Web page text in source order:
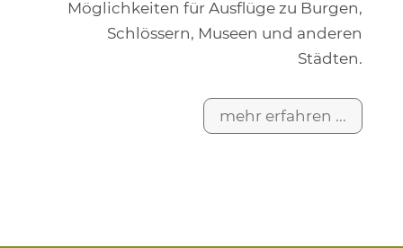
Möglichkeiten für Ausflüge zu Burgen,
Schlössern, Museen und anderen
Städten.
mehr erfahren ...